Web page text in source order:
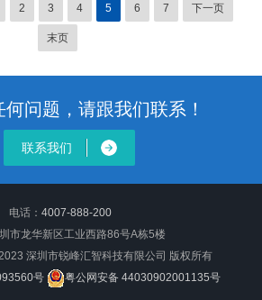
2 3 4 5 6 7 下一页
末页
问题，请跟我们联系！
联系我们
电话： 4007-888-200
市龙华新区工业西路86号A栋5楼
深圳市锐峰汇智科技有限公司 版权所有
号
粤公网安备 44030902001135号